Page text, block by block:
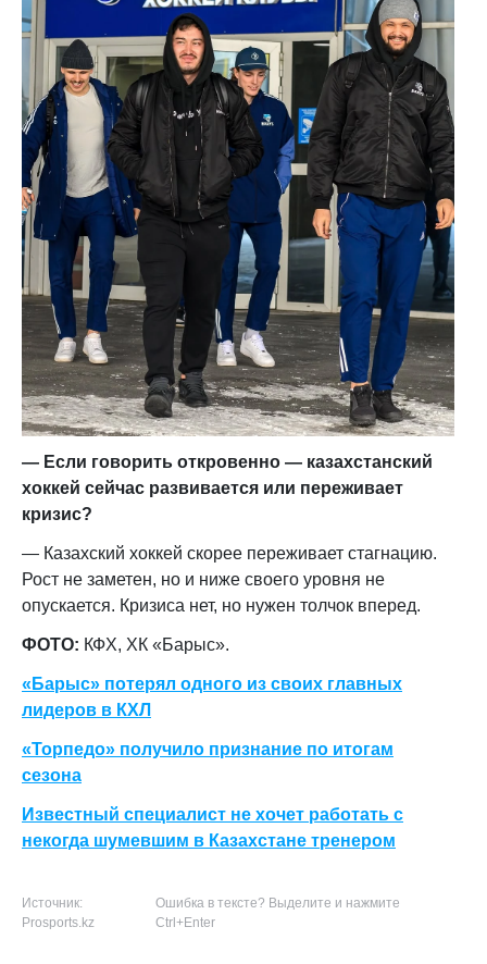
— Если говорить откровенно — казахстанский
хоккей сейчас развивается или переживает
кризис?
— Казахский хоккей скорее переживает стагнацию.
Рост не заметен, но и ниже своего уровня не
опускается. Кризиса нет, но нужен толчок вперед.
ФОТО: КФХ, ХК «Барыс».
«Барыс» потерял одного из своих главных
лидеров в КХЛ
«Торпедо» получило признание по итогам
сезона
Известный специалист не хочет работать с
некогда шумевшим в Казахстане тренером
Источник:
Prosports.kz
Ошибка в тексте? Выделите и нажмите
Ctrl+Enter